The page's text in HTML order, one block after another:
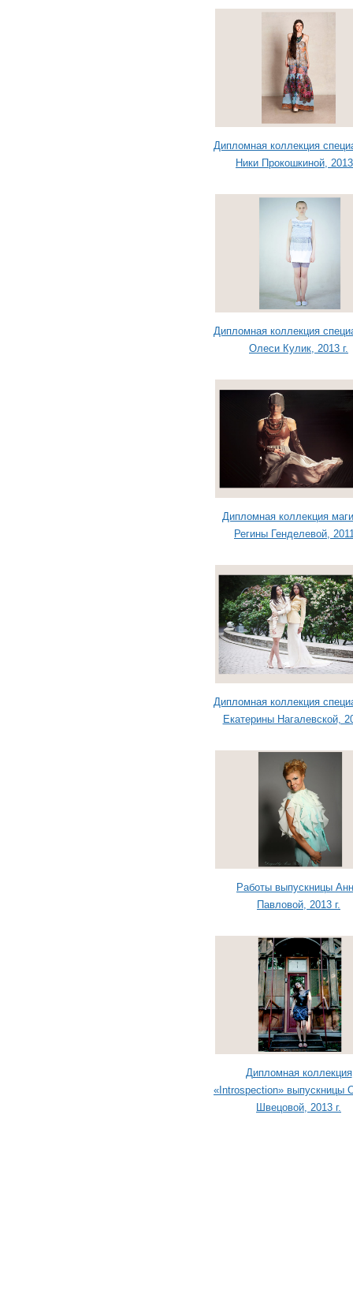
Дипломная коллекция
Ники Прокошкиной, 2013
Дипломная коллекция
Олеси Кулик, 2013 г.
Дипломная коллекция
Регины Генделевой,
Дипломная коллекция
Екатерины Нагалевской,
Работы выпускницы
Павловой, 2013 г.
Дипломная коллекция
«Introspection» выпускницы
Швецовой, 2013 г.